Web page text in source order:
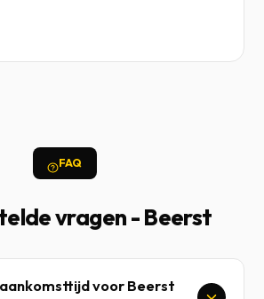
FAQ
vragen - Beerst
voor Beerst